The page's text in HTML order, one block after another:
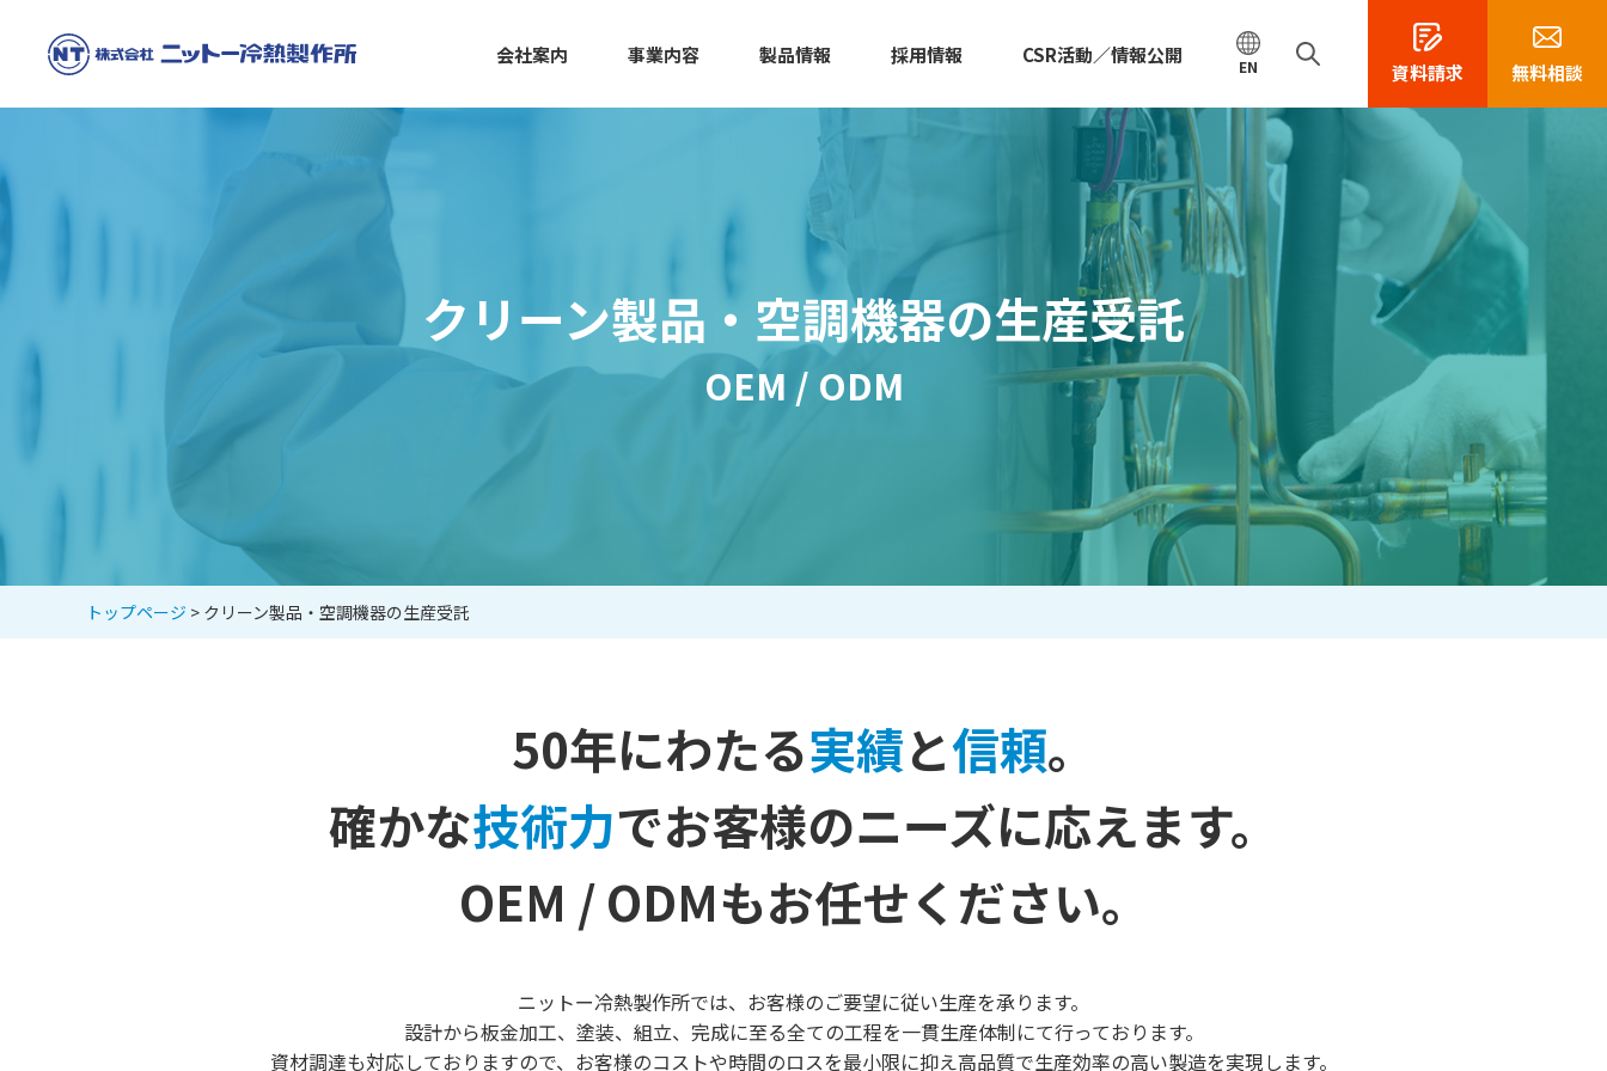
会社案内 事業内容 製品情報 採用情報 CSR活動／情報公開 EN 資料請求 無料相談
クリーン製品・空調機器の生産受託
トップページ > クリーン製品・空調機器の生産受託
50年にわたる実績と信頼。
確かな技術力でお客様のニーズに応えます。
OEM / ODMもお任せください。
ニットー冷熱製作所では、お客様のご要望に従い生産を承ります。
設計から板金加工、塗装、組立、完成に至る全ての工程を一貫生産体制にて行っております。
資材調達も対応しておりますので、お客様のコストや時間のロスを最小限に抑え高品質で生産効率の高い製造を実現します。